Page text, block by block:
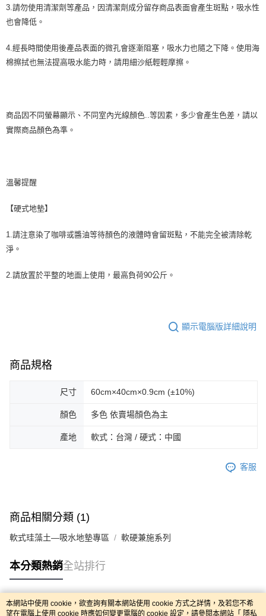
3.請勿使用清潔劑等產品，因清潔劑成分留存商品表面會產生斑點，吸水性
也會降低。
4.經長時間使用後產品表面的微孔會逐漸阻塞，吸水力也隨之下降。使用海
棉擦拭也無法提高吸水能力時，請用細沙紙輕輕摩擦。
商品因不同螢幕顯示、不同室內光線顏色..等因素，多少會產生色差，請以
實際商品顏色為準。
溫馨提醒
【硬式地墊】
1.請注意染了咖啡或醬油等待顏色的液體時會留斑點，不能完全被清除乾
淨。
2.請放置於平整的地面上使用，最高負荷90公斤。
顯示電腦版詳細說明
商品規格
尺寸 60cm×40cm×0.9cm (±10%)
顏色 多色 依賣場顏色為主
產地 軟式：台灣 / 硬式：中國
客服
商品相關分類 (1)
軟式珪藻土—吸水地墊專區 軟硬兼施系列
本分類熱銷全站排行
熱門標籤
本網站中使用 cookie，欲查詢有關本網站使用 cookie 方式之詳情，及若您不希
望在電腦上使用 cookie 時應如何變更電腦的 cookie 設定，請參閱本網站「 隱私